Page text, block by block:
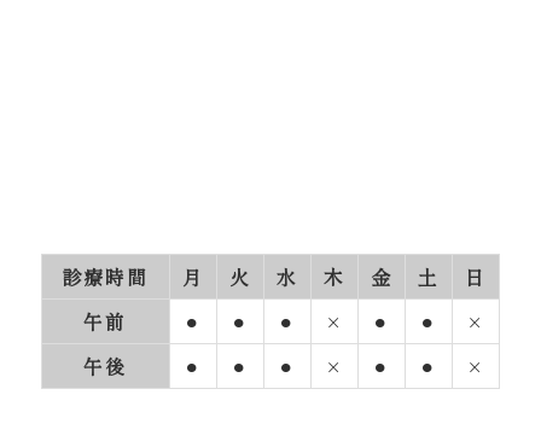
チームワーク
Teamwork
診療時間 月 火 水 木 金 土
日
午前
⚫︎ ⚫︎ ⚫︎ × ⚫︎ ⚫︎
×
午後
⚫︎ ⚫︎ ⚫︎ × ⚫︎ ⚫︎ ×